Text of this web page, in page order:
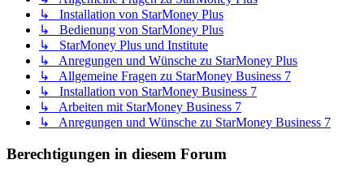
↳ Installation von StarMoney Plus
↳ Bedienung von StarMoney Plus
↳ StarMoney Plus und Institute
↳ Anregungen und Wünsche zu StarMoney Plus
↳ Allgemeine Fragen zu StarMoney Business 7
↳ Installation von StarMoney Business 7
↳ Arbeiten mit StarMoney Business 7
↳ Anregungen und Wünsche zu StarMoney Business 7
Berechtigungen in diesem Forum